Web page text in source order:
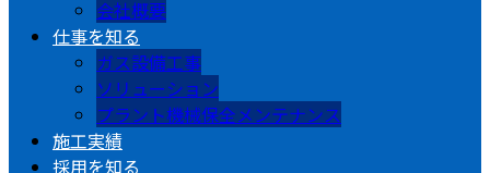
会社概要
仕事を知る
ガス設備工事
ソリューション
プラント機械保全メンテナンス
施工実績
採用を知る